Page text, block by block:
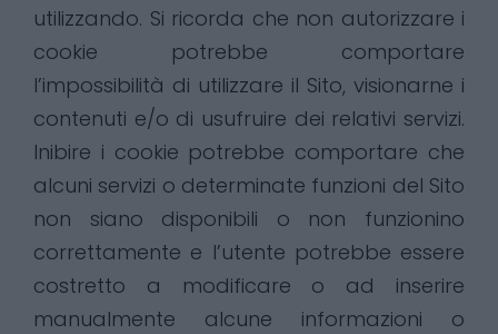
utilizzando. Si ricorda che non autorizzare i
cookie potrebbe comportare
l’impossibilità di utilizzare il Sito, visionarne i
contenuti e/o di usufruire dei relativi servizi.
Inibire i cookie potrebbe comportare che
alcuni servizi o determinate funzioni del Sito
non siano disponibili o non funzionino
correttamente e l’utente potrebbe essere
costretto a modificare o ad inserire
manualmente alcune informazioni o